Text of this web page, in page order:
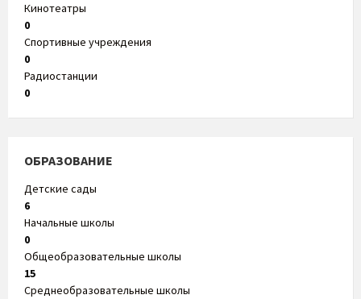
Кинотеатры
0
Спортивные учреждения
0
Радиостанции
0
ОБРАЗОВАНИЕ
Детские сады
6
Начальные школы
0
Общеобразовательные школы
15
Среднеобразовательные школы